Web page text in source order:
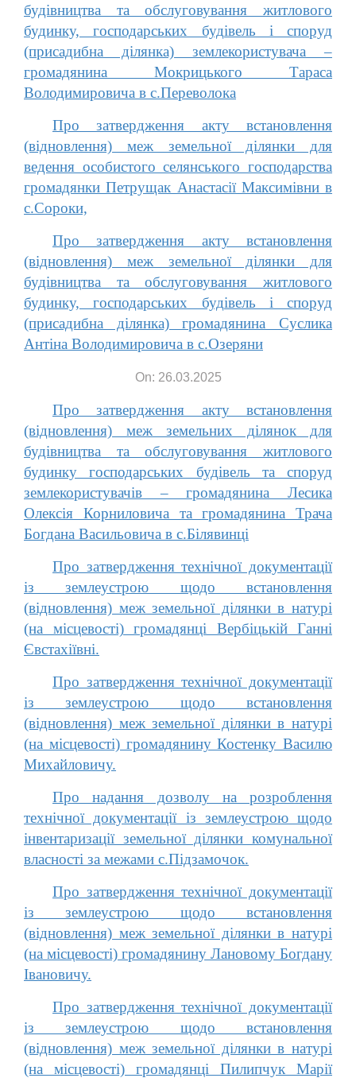
будівництва та обслуговування житлового
будинку, господарських будівель і споруд
(присадибна ділянка) землекористувача –
громадянина Мокрицького Тараса
Володимировича в с.Переволока
Про затвердження акту встановлення
(відновлення) меж земельної ділянки для
ведення особистого селянського господарства
громадянки Петрущак Анастасії Максимівни в
с.Сороки,
Про затвердження акту встановлення
(відновлення) меж земельної ділянки для
будівництва та обслуговування житлового
будинку, господарських будівель і споруд
(присадибна ділянка) громадянина Суслика
Антіна Володимировича в с.Озеряни
On: 26.03.2025
Про затвердження акту встановлення
(відновлення) меж земельних ділянок для
будівництва та обслуговування житлового
будинку господарських будівель та споруд
землекористувачів – громадянина Лесика
Олексія Корниловича та громадянина Трача
Богдана Васильовича в с.Білявинці
Про затвердження технічної документації
із землеустрою щодо встановлення
(відновлення) меж земельної ділянки в натурі
(на місцевості) громадянці Вербіцькій Ганні
Євстахіївні.
Про затвердження технічної документації
із землеустрою щодо встановлення
(відновлення) меж земельної ділянки в натурі
(на місцевості) громадянину Костенку Василю
Михайловичу.
Про надання дозволу на розроблення
технічної документації із землеустрою щодо
інвентаризації земельної ділянки комунальної
власності за межами с.Підзамочок.
Про затвердження технічної документації
із землеустрою щодо встановлення
(відновлення) меж земельної ділянки в натурі
(на місцевості) громадянину Лановому Богдану
Івановичу.
Про затвердження технічної документації
із землеустрою щодо встановлення
(відновлення) меж земельної ділянки в натурі
(на місцевості) громадянці Пилипчук Марії